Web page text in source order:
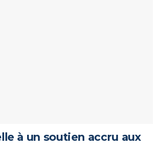
à un soutien accru aux